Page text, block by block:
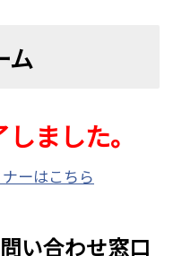
ム
ました。
ーはこちら
い合わせ窓口